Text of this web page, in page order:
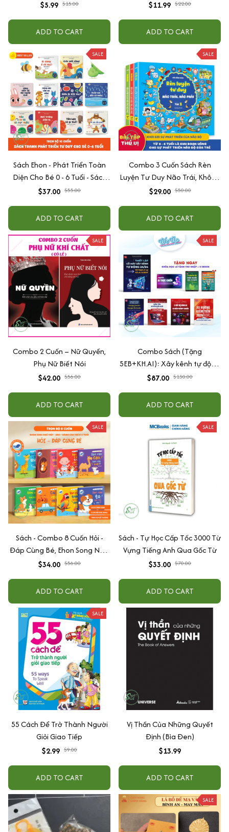
$5.99 $15.00
ADD TO CART
EQ
$11.99 $22.00
ADD TO CART
SALE
Sách Ehon - Phát Triển Toàn
Diện Cho Bé 0 - 6 Tuổi - Sách
Song Ngữ Việt - Anh
$37.00 $55.00
ADD TO CART
SALE
Combo 3 Cuốn Sách Rèn
Luyện Tư Duy Não Trái, Không
Não Phải - Đánh Thức Tiềm
$29.00 $50.00
ADD TO CART
SALE
Combo 2 Cuốn – Nữ Quyền,
Phụ Nữ Biết Nói
$42.00 $56.00
ADD TO CART
SALE
Combo Sách (Tặng
5EB+KH.AI): Xây kênh tự động
AI Agent + AI siêu mạnh + 3
+ Xu hướng
$87.00 $130.00
ADD TO CART
SALE
Sách - Combo 8 Cuốn Hỏi -
Đáp Cùng Bé, Ehon Song Ngữ
Việt - Anh - Dành Cho Bé Từ 0
$34.00 $56.00
ADD TO CART
SALE
Sách - Tự Học Cấp Tốc 3000 Từ
Vựng Tiếng Anh Qua Gốc Từ
$33.00 $70.00
ADD TO CART
SALE
55 Cách Để Trở Thành Người
Giỏi Giao Tiếp
$2.99 $9.00
ADD TO CART
Vị Thần Của Những Quyết
Định (Bìa Đen)
$13.99
ADD TO CART
SALE